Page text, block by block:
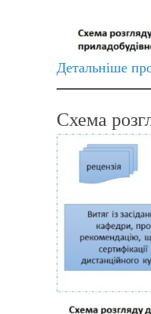
Детальніше
Схема